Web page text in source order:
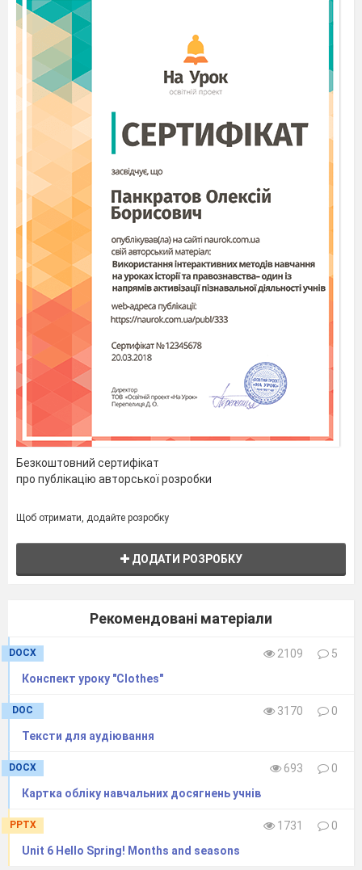
Безкоштовний сертифікат
про публікацію авторської розробки
Щоб отримати, додайте розробку
ДОДАТИ РОЗРОБКУ
Рекомендовані матеріали
DOCX 2109
5
Конспект уроку "Clothes"
DOC 3170
0
Тексти для аудіювання
DOCX 693
0
Картка обліку навчальних досягнень учнів
PPTX 1731
0
Unit 6 Hello Spring! Months and seasons